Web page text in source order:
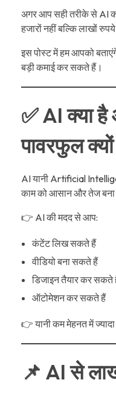
अगर आप सही तरीके से AI
हजारों नहीं बल्कि लाखों
इस पोस्ट में हम आपको
बड़ी कमाई कर सकते हैं।
✅ AI क्या
पावरफुल
AI यानी Artificial
काम को आसान और तेज बना
👉 AI की मदद से आप:
कंटेंट लिख सकते हैं
वीडियो बना सकते हैं
डिजाइन तैयार कर सकते
ऑटोमेशन कर सकते हैं
👉 यानी कम मेहनत में
📌 AI से